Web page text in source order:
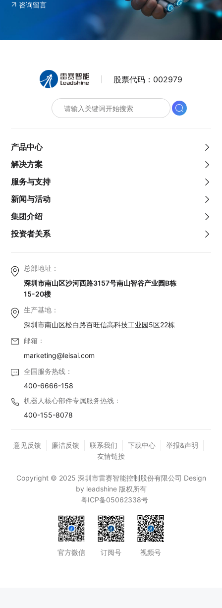
咨询留言
股票代码： 002979
总部地址：
深圳市南山区沙河西路3157号南山智谷产业园B栋
15-20楼
生产基地：
深圳市南山区松白路百旺信高科技工业园5区22栋
邮箱：
marketing@leisai.com
全国服务热线：
400-6666-158
机器人核心部件专属服务热线：
400-155-8078
产品中心
解决方案
服务与支持
新闻与活动
集团介绍
投资者关系
意见反馈 廉洁反馈 联系我们 下载中心
举报&声明
友情链接
Copyright © 2025 深圳市雷赛智能控制股份有限公司 Design
by leadshine 版权所有
粤ICP备05062338号
官方微信 订阅号 视频号